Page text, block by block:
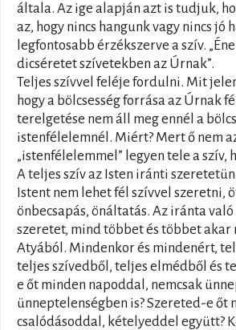
általa. Az ige alapján azt is tudjuk,
az, hogy nincs hangunk vagy nincs jó
legfontosabb érzékszerve a szív.
dicséretet szívetekben az Úrnak”.
Teljes szívvel feléje fordulni. Mit
hogy a bölcsesség forrása az Úrnak
terelgetése nem áll meg ennél a
istenfélelemnél. Miért? Mert ő nem
„istenfélelemmel” legyen tele a szív,
A teljes szív az Isten iránti
Istent nem lehet fél szívvel szeretni,
önbecsapás, önáltatás. Az iránta
szeretet, mind többet és többet akar
Atyából. Mindenkor és mindenért,
teljes szívedből, teljes elmédből és
e őt minden napoddal, nemcsak
ünneptelenségben is? Szereted-e
csalódásoddal, kételyeddel együtt?